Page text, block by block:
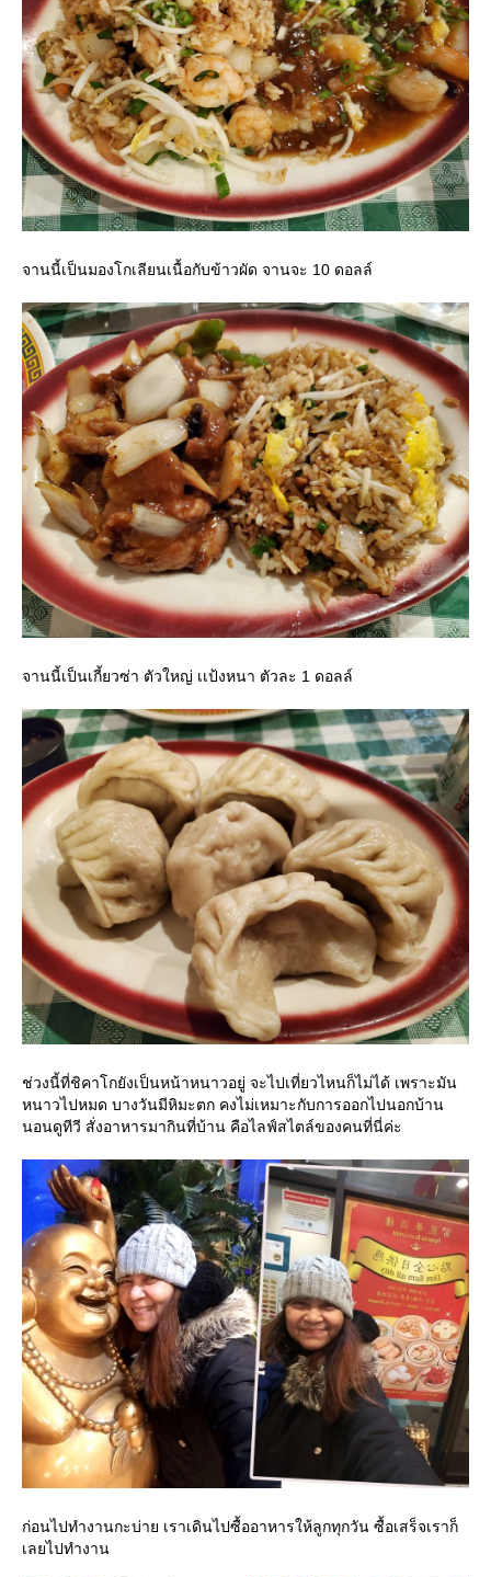
จานนี้เป็นมองโกเลียนเนื้อกับข้าวผัด จานจะ 10 ดอลล์
จานนี้เป็นเกี้ยวซ่า ตัวใหญ่ เเป้งหนา ตัวละ 1 ดอลล์
ช่วงนี้ที่ชิคาโกยังเป็นหน้าหนาวอยู่ จะไปเที่ยวไหนก็ไม่ได้ เพราะมัน
หนาวไปหมด บางวันมีหิมะตก คงไม่เหมาะกับการออกไปนอกบ้าน
นอนดูทีวี สั่งอาหารมากินที่บ้าน คือไลฟ์สไตล์ของคนที่นี่ค่ะ
ก่อนไปทำงานกะบ่าย เราเดินไปซื้ออาหารให้ลูกทุกวัน ซื้อเสร็จเราก็
เลยไปทำงาน